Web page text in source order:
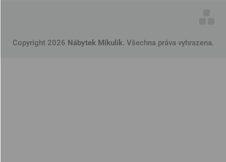
Copyright 2026 Nábytek Mikulík. Všechna práva vyhrazena.